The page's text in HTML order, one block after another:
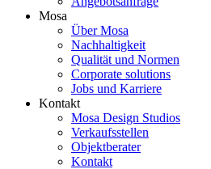
Mosa
Über Mosa
Nachhaltigkeit
Qualität und Normen
Corporate solutions
Jobs und Karriere
Kontakt
Mosa Design Studios
Verkaufsstellen
Objektberater
Kontakt